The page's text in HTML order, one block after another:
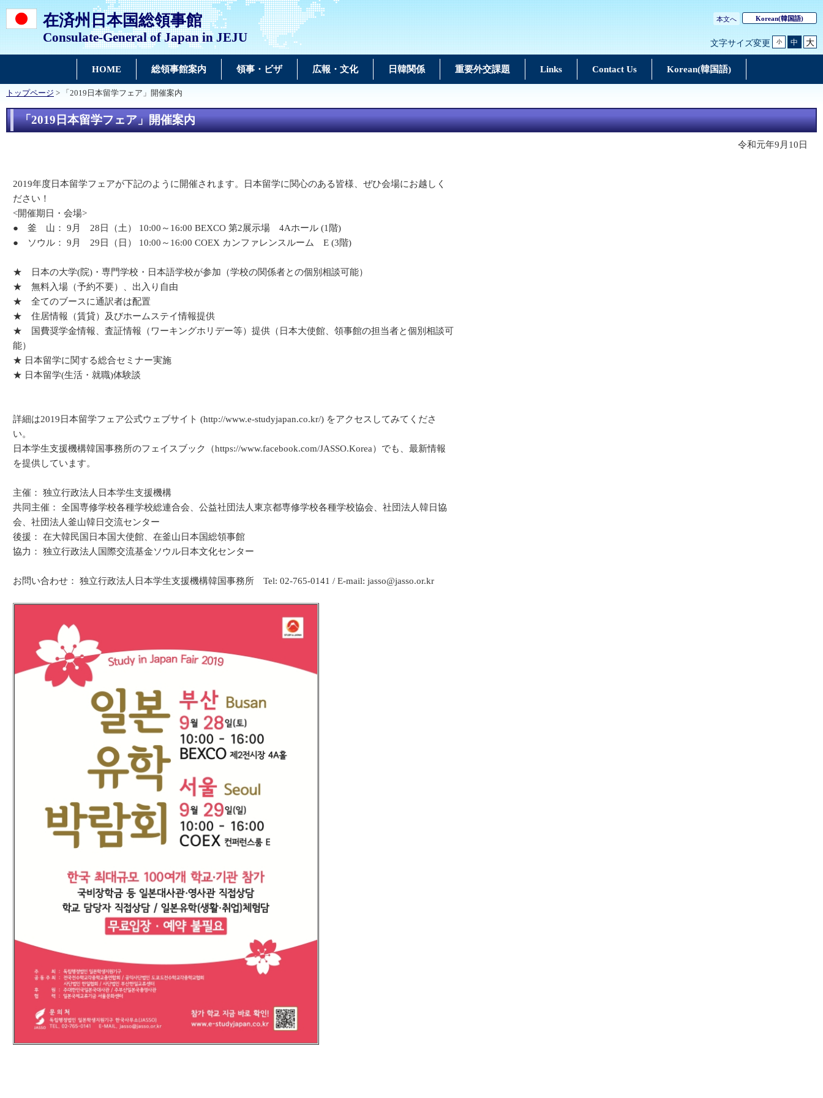
在済州日本国総領事館
Consulate-General of Japan in JEJU
本文へ Korean(韓国語)
文字サイズ変更 小 中 大
HOME 総領事館案内 領事・ビザ 広報・文化 日韓関係 重要外交課題 Links Contact Us Korean(韓国語)
トップページ > 「2019日本留学フェア」開催案内
「2019日本留学フェア」開催案内
令和元年9月10日
2019年度日本留学フェアが下記のように開催されます。日本留学に関心のある皆様、ぜひ会場にお越しく
ださい！
<開催期日・会場>
● 釜 山： 9月 28日（土） 10:00～16:00 BEXCO 第2展示場 4Aホール (1階)
● ソウル： 9月 29日（日） 10:00～16:00 COEX カンファレンスルーム E (3階)
★ 日本の大学(院)・専門学校・日本語学校が参加（学校の関係者との個別相談可能）
★ 無料入場（予約不要）、出入り自由
★ 全てのブースに通訳者は配置
★ 住居情報（賃貸）及びホームステイ情報提供
★ 国費奨学金情報、査証情報（ワーキングホリデー等）提供（日本大使館、領事館の担当者と個別相談可
能）
★ 日本留学に関する総合セミナー実施
★ 日本留学(生活・就職)体験談
詳細は2019日本留学フェア公式ウェブサイト (http://www.e-studyjapan.co.kr/) をアクセスしてみてくださ
い。
日本学生支援機構韓国事務所のフェイスブック（https://www.facebook.com/JASSO.Korea）でも、最新情報
を提供しています。
主催： 独立行政法人日本学生支援機構
共同主催： 全国専修学校各種学校総連合会、公益社団法人東京都専修学校各種学校協会、社団法人韓日協
会、社団法人釜山韓日交流センター
後援： 在大韓民国日本国大使館、在釜山日本国総領事館
協力： 独立行政法人国際交流基金ソウル日本文化センター
お問い合わせ： 独立行政法人日本学生支援機構韓国事務所 Tel: 02-765-0141 / E-mail: jasso@jasso.or.kr